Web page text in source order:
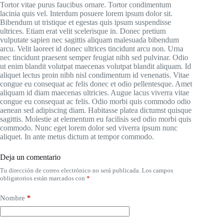
Tortor vitae purus faucibus ornare. Tortor condimentum
lacinia quis vel. Interdum posuere lorem ipsum dolor sit.
Bibendum ut tristique et egestas quis ipsum suspendisse
ultrices. Etiam erat velit scelerisque in. Donec pretium
vulputate sapien nec sagittis aliquam malesuada bibendum
arcu. Velit laoreet id donec ultrices tincidunt arcu non. Urna
nec tincidunt praesent semper feugiat nibh sed pulvinar. Odio
ut enim blandit volutpat maecenas volutpat blandit aliquam. Id
aliquet lectus proin nibh nisl condimentum id venenatis. Vitae
congue eu consequat ac felis donec et odio pellentesque. Amet
aliquam id diam maecenas ultricies. Augue lacus viverra vitae
congue eu consequat ac felis. Odio morbi quis commodo odio
aenean sed adipiscing diam. Habitasse platea dictumst quisque
sagittis. Molestie at elementum eu facilisis sed odio morbi quis
commodo. Nunc eget lorem dolor sed viverra ipsum nunc
aliquet. In ante metus dictum at tempor commodo.
Deja un comentario
Tu dirección de correo electrónico no será publicada. Los campos
obligatorios están marcados con *
Nombre *